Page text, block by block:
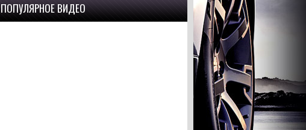
ПОПУЛЯРНОЕ ВИДЕО